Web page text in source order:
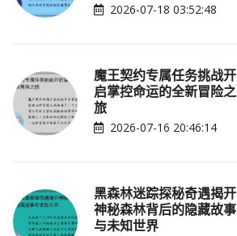
2026-07-18 03:52:48
魔王契约专属任务挑战开
启掌控命运的全新冒险之
旅
2026-07-16 20:46:14
黑森林迷踪探秘奇遇揭开
神秘森林背后的隐藏故事
与未知世界